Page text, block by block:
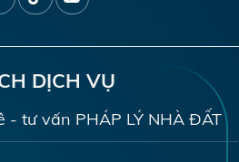
DỊCH VỤ
- tư vấn PHÁP LÝ NHÀ ĐẤT